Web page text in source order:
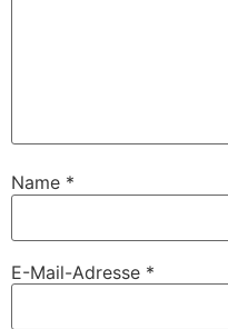
Name *
E-Mail-Adresse *